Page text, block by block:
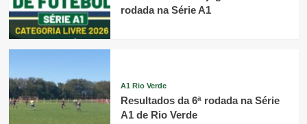
rodada na Série A1
A1 Rio Verde
Resultados da 6ª rodada na Série
A1 de Rio Verde